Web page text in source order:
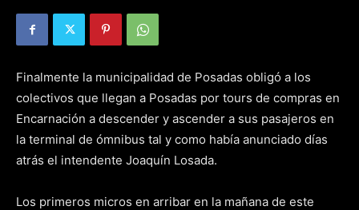
Finalmente la municipalidad de Posadas obligó a los
colectivos que llegan a Posadas por tours de compras en
Encarnación a descender y ascender a sus pasajeros en
la terminal de ómnibus tal y como había anunciado días
atrás el intendente Joaquín Losada.
Los primeros micros en arribar en la mañana de este